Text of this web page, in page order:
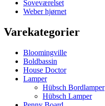
Soveværelset
Weber hjørnet
Varekategorier
Bloomingville
Boldbassin
House Doctor
Lamper
Hübsch Bordlamper
Hübsch Lamper